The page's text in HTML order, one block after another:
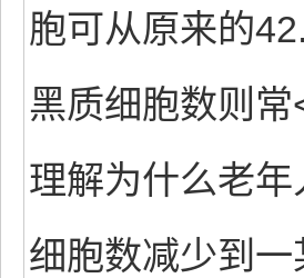
胞可从原来的
黑质细胞数则
理解为什么老
细胞数减少到